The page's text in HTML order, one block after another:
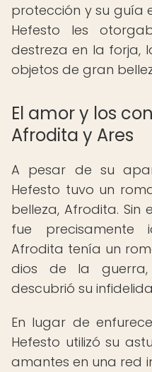
protección y su guía
Hefesto les
destreza en la forja,
objetos de gran
El amor y los
Afrodita y Ares
A pesar de su
Hefesto tuvo un
belleza, Afrodita. Sin
fue precisamente
Afrodita tenía un
dios de la
descubrió su
En lugar de
Hefesto utilizó su
amantes en una red